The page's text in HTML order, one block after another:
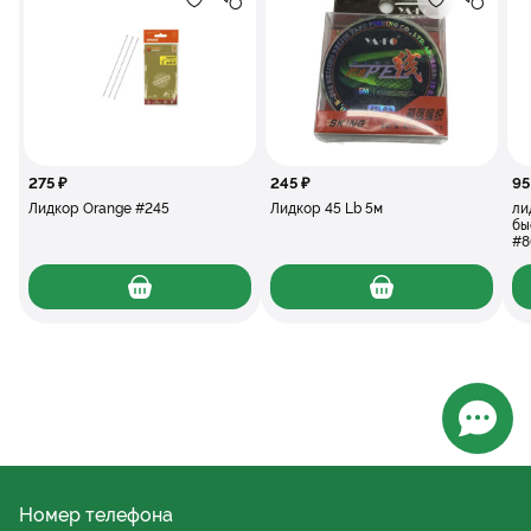
Добавление в избранное
Добавление в сравнение
275 ₽
Лидкор Orange #245
245 ₽
Лидкор 45 Lb 5м
Номер телефона